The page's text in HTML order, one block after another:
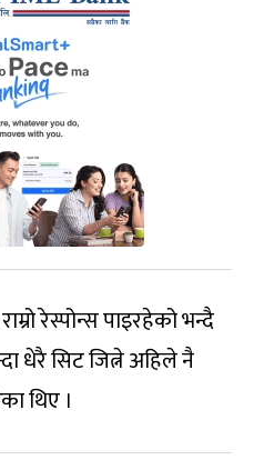
रेस्पोन्स पाइरहेको भन्दै
धेरै सिट जित्ने अहिले नै
थिए ।